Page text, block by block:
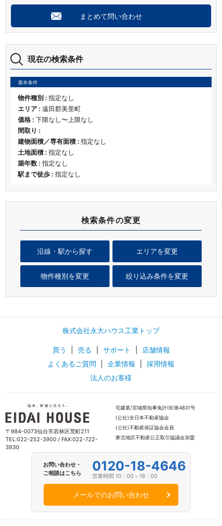
検索条件の変更
エリアを変更
沿線・駅から探す
物件種別を変更 絞り込み条件を変更
現在の検索条件
基本条件
物件種別 : 指定なし
エリア : 遠田郡美里町
価格 : 下限なし〜上限なし
間取り :
建物面積／専有面積 : 指定なし
土地面積 : 指定なし
築年数 : 指定なし
駅まで徒歩 : 指定なし
まとめて問い合わせ
株式会社永大ハウス工業トップ
買う 売る サポート
店舗情報
よくあるご質問
企業情報
採用情報
法人のお客様
〒984-0073仙台市若林区荒町211
TEL:022-252-3900 / FAX:022-722-
3930
宅建業/宮城県知事免許(6)第4831号
(公社)全日本不動産協会
(公社)不動産保証協会会員
東北地区不動産公正取引協議会加盟
お問い合わせ・
ご相談はこちら
0120-18-4646
営業時間 10：00～18：00
メールでのお問い合わせ